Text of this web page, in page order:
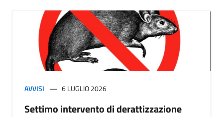
AVVISI 6 LUGLIO 2026
Settimo intervento di derattizzazione